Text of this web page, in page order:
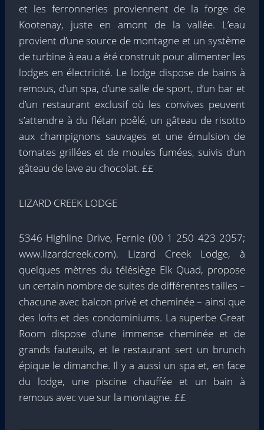
et les ferronneries proviennent de la forge de
Kootenay, juste en amont de la vallée. L’eau
provient d’une source de montagne et un système
de turbine à eau a été construit pour alimenter les
lodges en électricité. Le lodge dispose de bains à
remous, d’un spa, d’une salle de sport, d’un bar et
d’un restaurant exclusif où les convives peuvent
s’attendre à du flétan poêlé, un gâteau de risotto
aux champignons sauvages et une émulsion de
tomates grillées et de moules fumées, suivis d’un
gâteau de lave au chocolat. ££
LIZARD CREEK LODGE
5346 Highline Drive, Fernie (00 1 250 423 2057;
www.lizardcreek.com). Lizard Creek Lodge, à
quelques mètres du télésiège Elk Quad, propose
un certain nombre de suites de différentes tailles –
chacune avec balcon privé et cheminée – ainsi que
des lofts et des condominiums. La superbe Great
Room dispose d’une immense cheminée et de
grands fauteuils, et le restaurant sert un brunch
épique le dimanche. Il y a aussi un spa et, en face
du lodge, une piscine chauffée et un bain à
remous avec vue sur la montagne. ££